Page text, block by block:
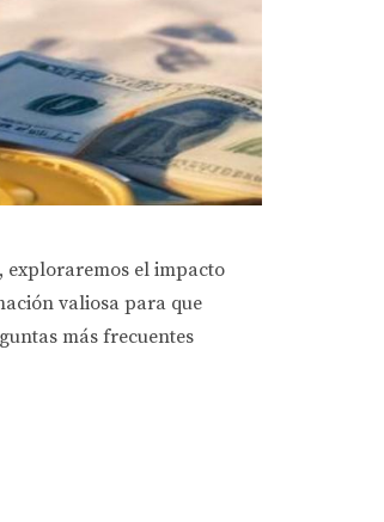
exploraremos el impacto
valiosa para que
más frecuentes